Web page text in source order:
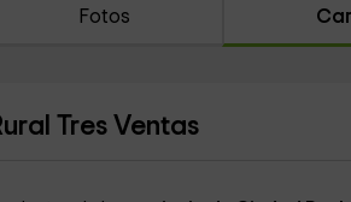
Fotos
Tres Ventas